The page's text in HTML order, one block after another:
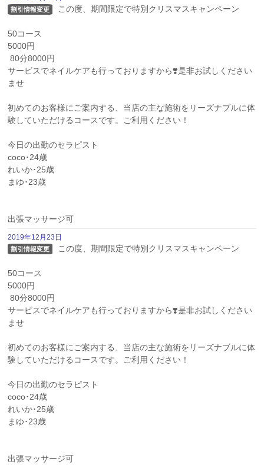
割引情報変更 この度、期間限定で特別クリスマスキャンペーン
50コース
5000円
サービスでネイルケアも行っておりますから❣️是非お試しください
ませ
初めてのお客様にご案内する、当店の主な施術をリーズナブルに体
験していただけるコースです。ご利用ください！
今日の出勤のセラピスト
coco･24歳
れいか･25歳
まゆ･23歳
出張マッサージ可
2019年12月23日
割引情報変更 この度、期間限定で特別クリスマスキャンペーン
50コース
5000円
サービスでネイルケアも行っておりますから❣️是非お試しください
ませ
初めてのお客様にご案内する、当店の主な施術をリーズナブルに体
験していただけるコースです。ご利用ください！
今日の出勤のセラピスト
coco･24歳
れいか･25歳
まゆ･23歳
出張マッサージ可